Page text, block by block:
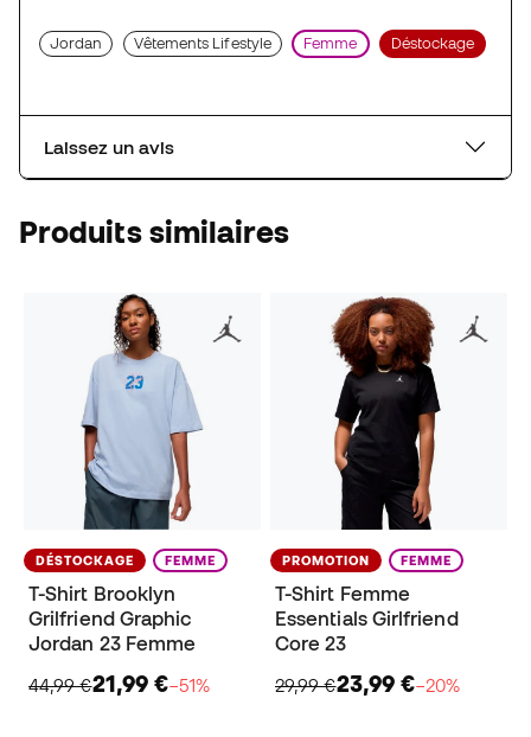
Jordan Vêtements Lifestyle Femme Déstockage
Laissez un avis
Produits similaires
DÉSTOCKAGE FEMME
T-Shirt Brooklyn
Grilfriend Graphic
Jordan 23 Femme
44,99 €21,99 €−51%
PROMOTION FEMME
T-Shirt Femme
Essentials Girlfriend
Core 23
29,99 €23,99 €−20%